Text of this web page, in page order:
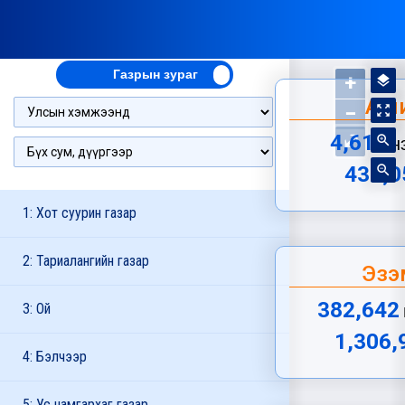
1: Хот суурин газар
2: Тариалангийн газар
3: Ой
4: Бэлчээр
+
−
⤢
layers
zoom_out_map
zoom_in
zoom_out
4,774
395,780